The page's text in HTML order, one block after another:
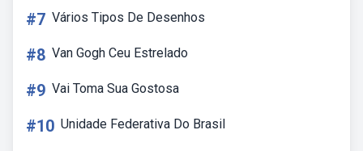
#7 Vários Tipos De Desenhos
#8 Van Gogh Ceu Estrelado
#9 Vai Toma Sua Gostosa
#10 Unidade Federativa Do Brasil